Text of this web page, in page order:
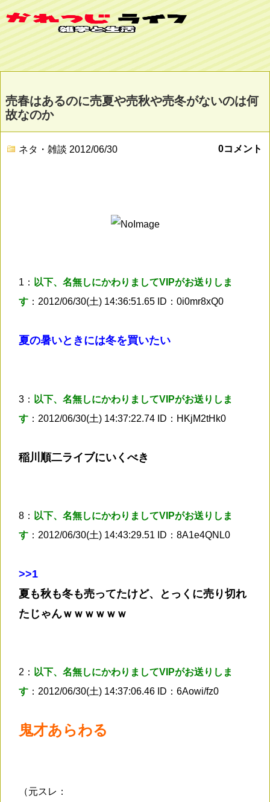
売春はあるのに売夏や売秋や売冬がないのは何
故なのか
ネタ・雑談 2012/06/30 0コメント
1： 以下、名無しにかわりましてVIPがお送りしま
す ：2012/06/30(土) 14:36:51.65 ID：0i0mr8xQ0
夏の暑いときには冬を買いたい
3： 以下、名無しにかわりましてVIPがお送りしま
す ：2012/06/30(土) 14:37:22.74 ID：HKjM2tHk0
稲川順二ライブにいくべき
8： 以下、名無しにかわりましてVIPがお送りしま
す ：2012/06/30(土) 14:43:29.51 ID：8A1e4QNL0
>>1
夏も秋も冬も売ってたけど、とっくに売り切れ
たじゃんｗｗｗｗｗｗ
2： 以下、名無しにかわりましてVIPがお送りしま
す ：2012/06/30(土) 14:37:06.46 ID：6Aowi/fz0
鬼才あらわる
（元スレ：